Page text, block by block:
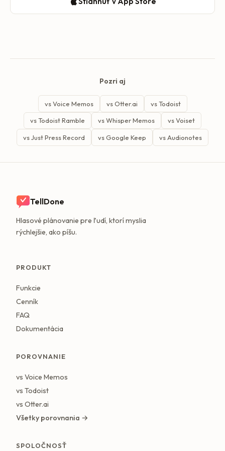
Pozri aj
vs Voice Memos vs Otter.ai vs Todoist
vs Todoist Ramble vs Whisper Memos vs Voiset
vs Just Press Record vs Google Keep vs Audionotes
TellDone
Hlasové plánovanie pre ľudí, ktorí myslia
rýchlejšie, ako píšu.
PRODUKT
Funkcie
Cenník
FAQ
Dokumentácia
POROVNANIE
vs Voice Memos
vs Todoist
vs Otter.ai
Všetky porovnania →
SPOLOČNOSŤ